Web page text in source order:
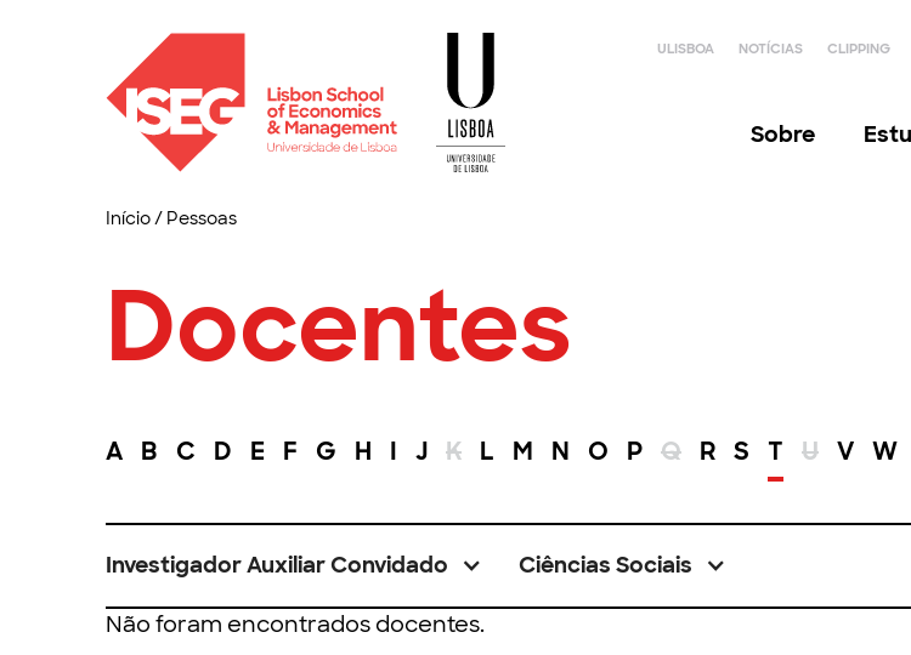
ULISBOA NOTÍCIAS CLIPPING
Sobre
Início/ Pessoas
Docentes
A B C D E F G H I J K L M N O P Q R S T U V W
Investigador Auxiliar Convidado Ciências Sociais
Não foram encontrados docentes.